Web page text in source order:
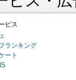
ビス
ランキング
ート